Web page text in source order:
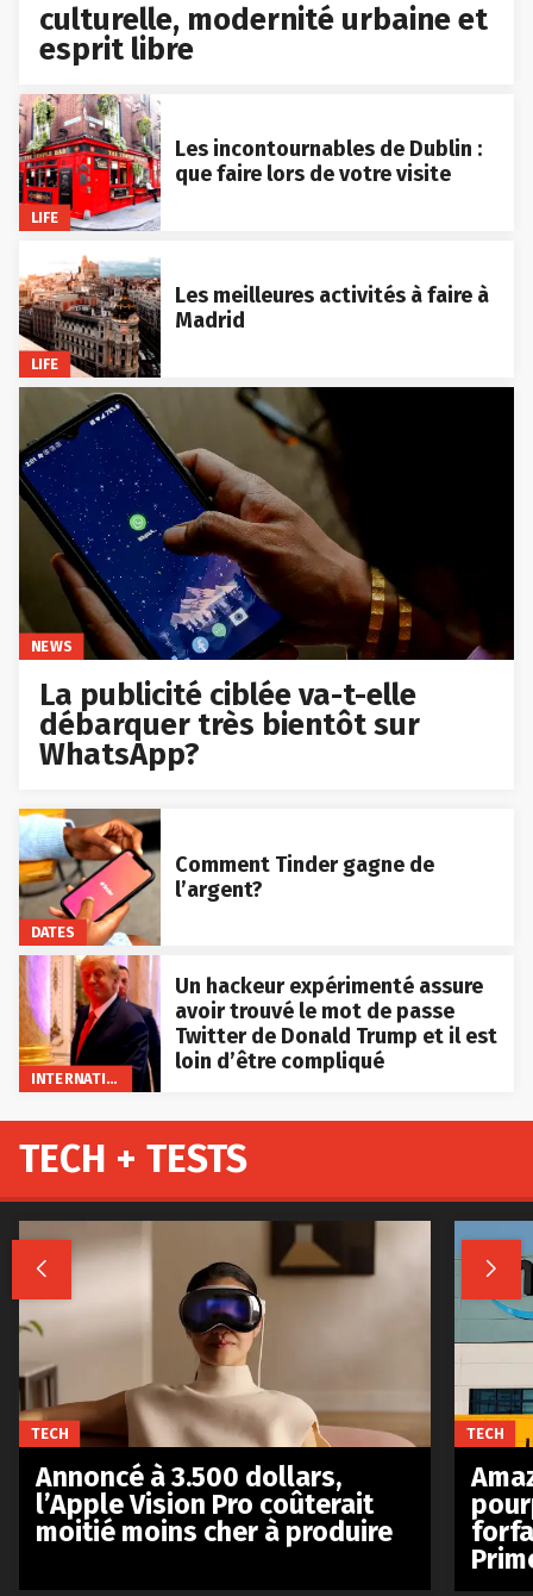
culturelle, modernité urbaine et
esprit libre
LIFE
Les incontournables de Dublin :
que faire lors de votre visite
LIFE
Les meilleures activités à faire à
Madrid
NEWS
La publicité ciblée va-t-elle
débarquer très bientôt sur
WhatsApp?
DATES
Comment Tinder gagne de
l’argent?
INTERNATIONAL
Un hackeur expérimenté assure
avoir trouvé le mot de passe
Twitter de Donald Trump et il est
loin d’être compliqué
TECH + TESTS
 
TECH
Annoncé à 3.500 dollars,
l’Apple Vision Pro coûterait
moitié moins cher à produire
TECH